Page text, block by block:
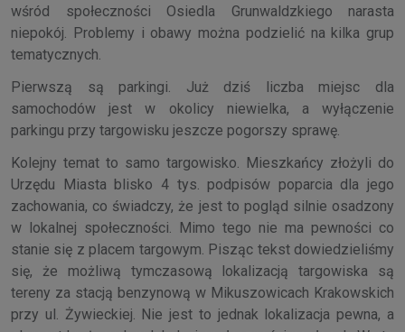
wśród społeczności Osiedla Grunwaldzkiego narasta
niepokój. Problemy i obawy można podzielić na kilka grup
tematycznych.
Pierwszą są parkingi. Już dziś liczba miejsc dla
samochodów jest w okolicy niewielka, a wyłączenie
parkingu przy targowisku jeszcze pogorszy sprawę.
Kolejny temat to samo targowisko. Mieszkańcy złożyli do
Urzędu Miasta blisko 4 tys. podpisów poparcia dla jego
zachowania, co świadczy, że jest to pogląd silnie osadzony
w lokalnej społeczności. Mimo tego nie ma pewności co
stanie się z placem targowym. Pisząc tekst dowiedzieliśmy
się, że możliwą tymczasową lokalizacją targowiska są
tereny za stacją benzynową w Mikuszowicach Krakowskich
przy ul. Żywieckiej. Nie jest to jednak lokalizacja pewna, a